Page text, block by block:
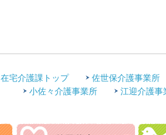
在宅介護課トップ
佐世保介護事業所
小佐々介護事業所
江迎介護事